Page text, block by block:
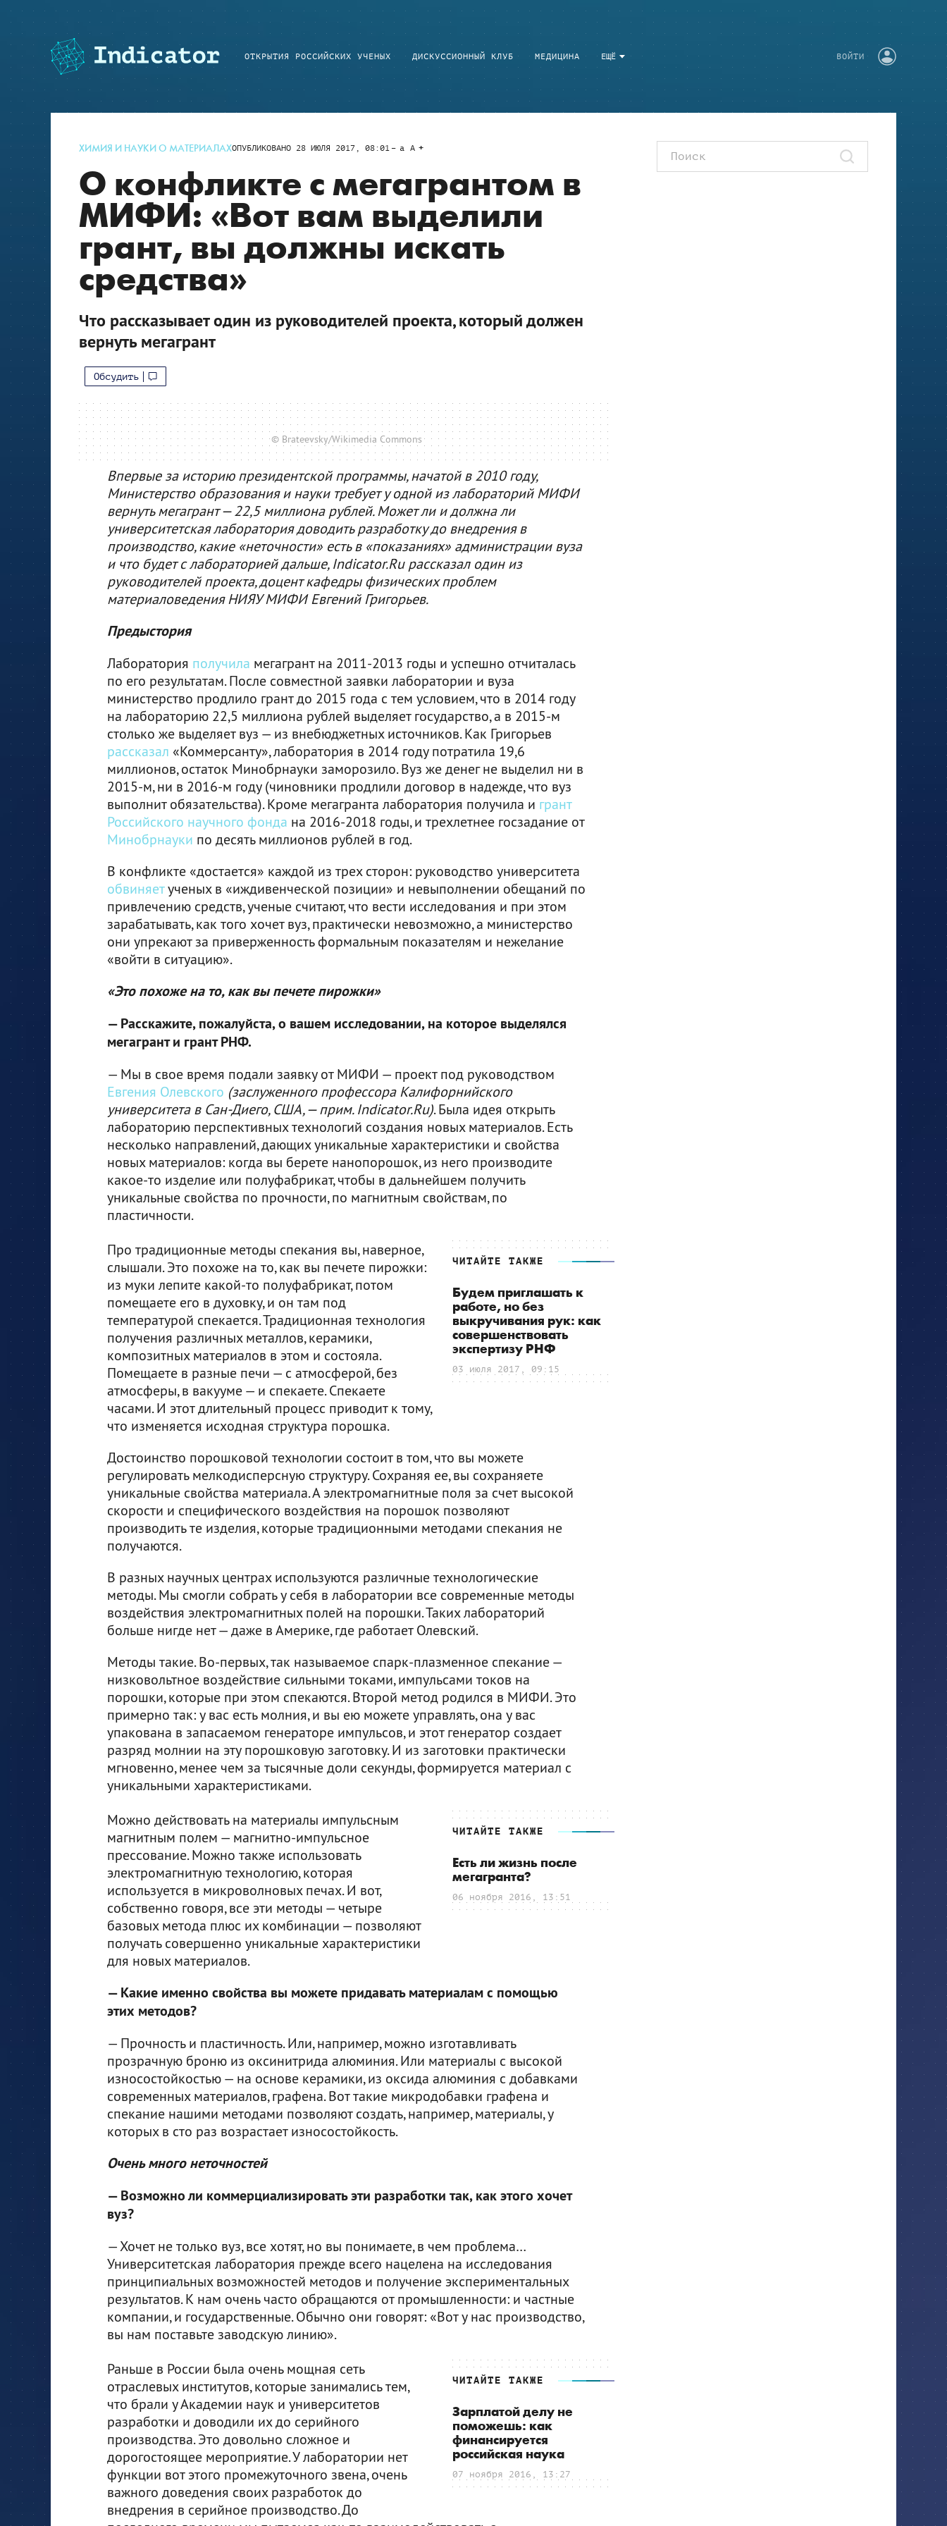
ЕЩЁ
ОТКРЫТИЯ РОССИЙСКИХ УЧЕНЫХ ДИСКУССИОННЫЙ КЛУБ МЕДИЦИНА ВОЙТИ
ХИМИЯ И НАУКИ О МАТЕРИАЛАХОПУБЛИКОВАНО 28 ИЮЛЯ 2017, 08:01 a A
О конфликте с мегагрантом в
МИФИ: «Вот вам выделили
грант, вы должны искать
средства»
Что рассказывает один из руководителей проекта, который должен
вернуть мегагрант
Обсудить
© Brateevsky/Wikimedia Commons
Впервые за историю президентской программы, начатой в 2010 году,
Министерство образования и науки требует у одной из лабораторий МИФИ
вернуть мегагрант — 22,5 миллиона рублей. Может ли и должна ли
университетская лаборатория доводить разработку до внедрения в
производство, какие «неточности» есть в «показаниях» администрации вуза
и что будет с лабораторией дальше, Indicator.Ru рассказал один из
руководителей проекта, доцент кафедры физических проблем
материаловедения НИЯУ МИФИ Евгений Григорьев.
Предыстория
Лаборатория получила мегагрант на 2011-2013 годы и успешно отчиталась
по его результатам. После совместной заявки лаборатории и вуза
министерство продлило грант до 2015 года с тем условием, что в 2014 году
на лабораторию 22,5 миллиона рублей выделяет государство, а в 2015-м
столько же выделяет вуз — из внебюджетных источников. Как Григорьев
рассказал «Коммерсанту», лаборатория в 2014 году потратила 19,6
миллионов, остаток Минобрнауки заморозило. Вуз же денег не выделил ни в
2015-м, ни в 2016-м году (чиновники продлили договор в надежде, что вуз
выполнит обязательства). Кроме мегагранта лаборатория получила и грант
Российского научного фонда на 2016-2018 годы, и трехлетнее госзадание от
Минобрнауки по десять миллионов рублей в год.
В конфликте «достается» каждой из трех сторон: руководство университета
обвиняетученых в «иждивенческой позиции» и невыполнении обещаний по
привлечению средств, ученые считают, что вести исследования и при этом
зарабатывать, как того хочет вуз, практически невозможно, а министерство
они упрекают за приверженность формальным показателям и нежелание
«войти в ситуацию».
«Это похоже на то, как вы печете пирожки»
— Расскажите, пожалуйста, о вашем исследовании, на которое выделялся
мегагрант и грант РНФ.
— Мы в свое время подали заявку от МИФИ — проект под руководством
Евгения Олевского (заслуженного профессора Калифорнийского
университета в Сан-Диего, США, — прим. Indicator.Ru). Была идея открыть
лабораторию перспективных технологий создания новых материалов. Есть
несколько направлений, дающих уникальные характеристики и свойства
новых материалов: когда вы берете нанопорошок, из него производите
какое-то изделие или полуфабрикат, чтобы в дальнейшем получить
уникальные свойства по прочности, по магнитным свойствам, по
пластичности.
ЧИТАЙТЕ ТАКЖЕ
Будем приглашать к
работе, но без
выкручивания рук: как
совершенствовать
экспертизу РНФ
03 июля 2017, 09:15
Про традиционные методы спекания вы, наверное,
слышали. Это похоже на то, как вы печете пирожки:
из муки лепите какой-то полуфабрикат, потом
помещаете его в духовку, и он там под
температурой спекается. Традиционная технология
получения различных металлов, керамики,
композитных материалов в этом и состояла.
Помещаете в разные печи — с атмосферой, без
атмосферы, в вакууме — и спекаете. Спекаете
часами. И этот длительный процесс приводит к тому,
что изменяется исходная структура порошка.
Достоинство порошковой технологии состоит в том, что вы можете
регулировать мелкодисперсную структуру. Сохраняя ее, вы сохраняете
уникальные свойства материала. А электромагнитные поля за счет высокой
скорости и специфического воздействия на порошок позволяют
производить те изделия, которые традиционными методами спекания не
получаются.
В разных научных центрах используются различные технологические
методы. Мы смогли собрать у себя в лаборатории все современные методы
воздействия электромагнитных полей на порошки. Таких лабораторий
больше нигде нет — даже в Америке, где работает Олевский.
Методы такие. Во-первых, так называемое спарк-плазменное спекание —
низковольтное воздействие сильными токами, импульсами токов на
порошки, которые при этом спекаются. Второй метод родился в МИФИ. Это
примерно так: у вас есть молния, и вы ею можете управлять, она у вас
упакована в запасаемом генераторе импульсов, и этот генератор создает
разряд молнии на эту порошковую заготовку. И из заготовки практически
мгновенно, менее чем за тысячные доли секунды, формируется материал с
уникальными характеристиками.
ЧИТАЙТЕ ТАКЖЕ
Есть ли жизнь после
мегагранта?
06 ноября 2016, 13:51
Можно действовать на материалы импульсным
магнитным полем — магнитно-импульсное
прессование. Можно также использовать
электромагнитную технологию, которая
используется в микроволновых печах. И вот,
собственно говоря, все эти методы — четыре
базовых метода плюс их комбинации — позволяют
получать совершенно уникальные характеристики
для новых материалов.
— Какие именно свойства вы можете придавать материалам с помощью
этих методов?
— Прочность и пластичность. Или, например, можно изготавливать
прозрачную броню из оксинитрида алюминия. Или материалы с высокой
износостойкостью — на основе керамики, из оксида алюминия с добавками
современных материалов, графена. Вот такие микродобавки графена и
спекание нашими методами позволяют создать, например, материалы, у
которых в сто раз возрастает износостойкость.
Очень много неточностей
— Возможно ли коммерциализировать эти разработки так, как этого хочет
вуз?
— Хочет не только вуз, все хотят, но вы понимаете, в чем проблема…
Университетская лаборатория прежде всего нацелена на исследования
принципиальных возможностей методов и получение экспериментальных
результатов. К нам очень часто обращаются от промышленности: и частные
компании, и государственные. Обычно они говорят: «Вот у нас производство,
вы нам поставьте заводскую линию».
ЧИТАЙТЕ ТАКЖЕ
Зарплатой делу не
поможешь: как
финансируется
российская наука
07 ноября 2016, 13:27
Раньше в России была очень мощная сеть
отраслевых институтов, которые занимались тем,
что брали у Академии наук и университетов
разработки и доводили их до серийного
производства. Это довольно сложное и
дорогостоящее мероприятие. У лаборатории нет
функции вот этого промежуточного звена, очень
важного доведения своих разработок до
внедрения в серийное производство. До